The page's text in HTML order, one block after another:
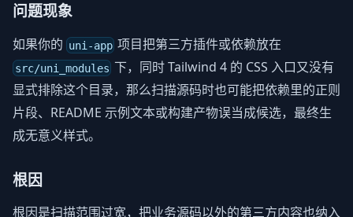
问题现象
如果你的 uni-app 项目把第三方插件或依赖放在
src/uni_modules 下，同时 Tailwind 4 的 CSS 入口又没有
显式排除这个目录，那么扫描源码时也可能把依赖里的正则
片段、README 示例文本或构建产物误当成候选，最终生
成无意义样式。
根因
根因是扫描范围过宽，把业务源码以外的第三方内容也纳入